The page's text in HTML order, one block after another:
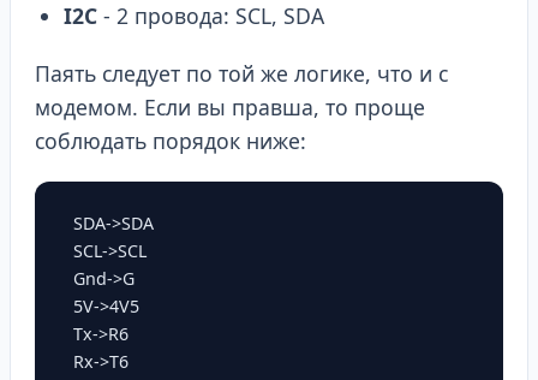
I2C - 2 провода: SCL, SDA
Паять следует по той же логике, что и с
модемом. Если вы правша, то проще
соблюдать порядок ниже:
        SDA->SDA
        SCL->SCL
        Gnd->G
        5V->4V5
        Tx->R6
        Rx->T6